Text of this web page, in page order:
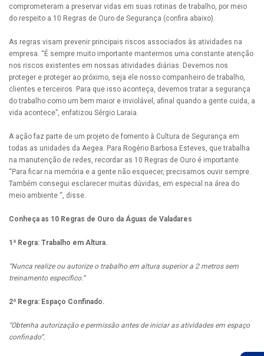
comprometeram a preservar vidas em suas rotinas de trabalho, por meio
do respeito a 10 Regras de Ouro de Segurança (confira abaixo).
As regras visam prevenir principais riscos associados às atividades na
empresa. “É sempre muito importante mantermos uma constante atenção
nos riscos existentes em nossas atividades diárias. Devemos nos
proteger e proteger ao próximo, seja ele nosso companheiro de trabalho,
clientes e terceiros. Para que isso aconteça, devemos tratar a segurança
do trabalho como um bem maior e inviolável, afinal quando a gente cuida, a
vida acontece”, enfatizou Sérgio Laraia.
A ação faz parte de um projeto de fomento à Cultura de Segurança em
todas as unidades da Aegea. Para Rogério Barbosa Esteves, que trabalha
na manutenção de redes, recordar as 10 Regras de Ouro é importante.
“Para ficar na memória e a gente não esquecer, precisamos ouvir sempre.
Também consegui esclarecer muitas dúvidas, em especial na área do
meio ambiente “, disse.
Conheça as 10 Regras de Ouro da Águas de Valadares
1ª Regra: Trabalho em Altura.
“Nunca realize ou autorize o trabalho em altura superior a 2 metros sem
treinamento específico.”
2ª Regra: Espaço Confinado.
“Obtenha autorização e permissão antes de iniciar as atividades em espaço
confinado”.